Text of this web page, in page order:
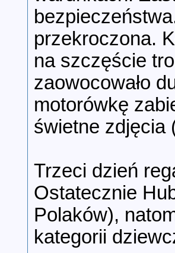
przekroczona.
na szczęście
zaowocowało
motorówkę
świetne zdjęcia
Trzeci dzień
Ostatecznie
Polaków),
kategorii